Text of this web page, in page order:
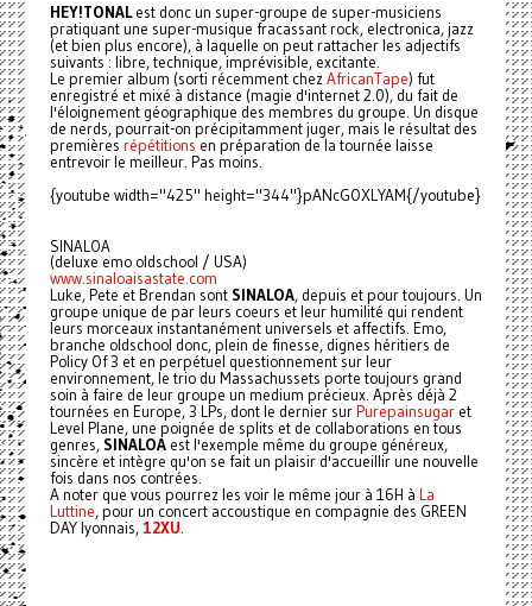
HEY!TONALest donc un super-groupe de super-musiciens
pratiquant une super-musique fracassant rock, electronica, jazz
(et bien plus encore), à laquelle on peut rattacher les adjectifs
suivants : libre, technique, imprévisible, excitante.
Le premier album (sorti récemment chezAfricanTape) fut
enregistré et mixé à distance (magie d'internet 2.0), du fait de
l'éloignement géographique des membres du groupe. Un disque
de nerds, pourrait-on précipitamment juger, mais le résultat des
premières répétitions en préparation de la tournée laisse
entrevoir le meilleur. Pas moins.
{youtube width="425" height="344"}pANcGOXLYAM{/youtube}
SINALOA
(deluxe emo oldschool / USA)
www.sinaloaisastate.com
Luke, Pete et Brendan sont SINALOA, depuis et pour toujours. Un
groupe unique de par leurs coeurs et leur humilité qui rendent
leurs morceaux instantanément universels et affectifs. Emo,
branche oldschool donc, plein de finesse, dignes héritiers de
Policy Of 3 et en perpétuel questionnement sur leur
environnement, le trio du Massachussets porte toujours grand
soin à faire de leur groupe un medium précieux. Après déjà 2
tournées en Europe, 3 LPs, dont le dernier surPurepainsugaret
Level Plane, une poignée de splits et de collaborations en tous
genres, SINALOAest l'exemple même du groupe généreux,
sincère et intègre qu'on se fait un plaisir d'accueillir une nouvelle
fois dans nos contrées.
A noter que vous pourrez les voir le même jour à 16H à La
Luttine, pour un concert accoustique en compagnie des GREEN
DAY lyonnais, 12XU.